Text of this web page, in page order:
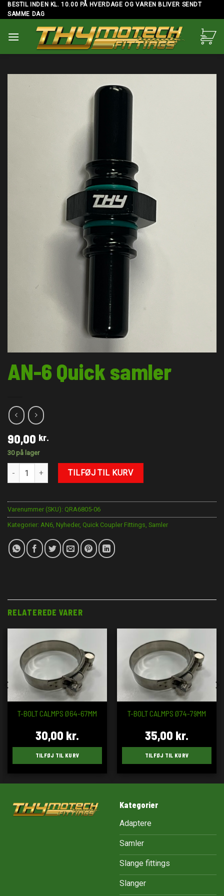
Skip
to
BESTIL INDEN KL. 10.00 PÅ HVERDAGE OG VAREN BLIVER SENDT
SAMME DAG
AN-6 Quick samler
90,00 kr.
30 på lager
AN-6 Quick samler antalTILFØJ TIL KURV
Varenummer (SKU): QRA6805-06
Kategorier: AN6, Nyheder, Quick Coupler Fittings, Samler
RELATEREDE VARER
T-BOLT CALMPS Ø64-67MM
30,00 kr.
TILFØJ TIL KURV
T-BOLT CALMPS Ø74-79MM
35,00 kr.
TILFØJ TIL KURV
Kategorier
Adaptere
Samler
Slange fittings
Slanger